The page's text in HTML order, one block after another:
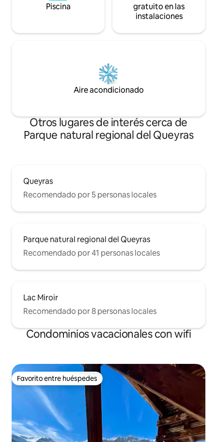
Piscina
gratuito en las
instalaciones
Aire acondicionado
Otros lugares de interés cerca de
Parque natural regional del Queyras
Queyras
Recomendado por 5 personas locales
Parque natural regional del Queyras
Recomendado por 41 personas locales
Lac Miroir
Recomendado por 8 personas locales
Condominios vacacionales con wifi
Favorito entre huéspedes
Favorito entre huéspedes